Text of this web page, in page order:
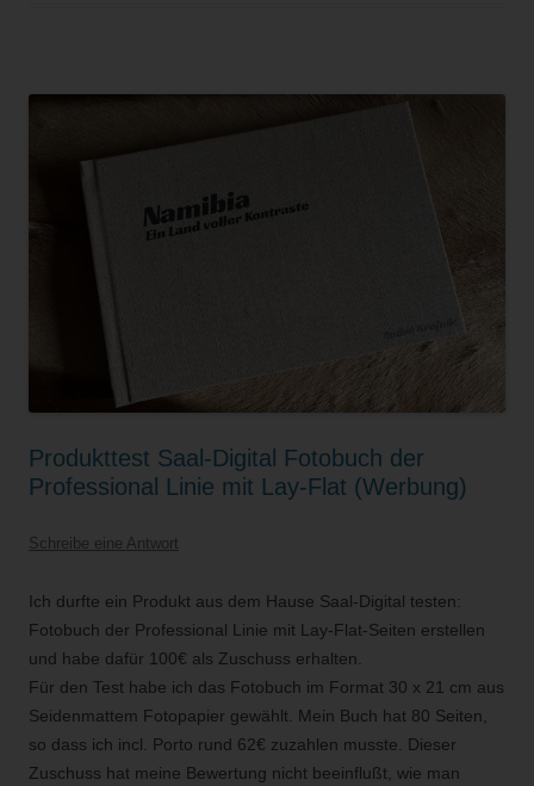
Produkttest Saal-Digital Fotobuch der
Professional Linie mit Lay-Flat (Werbung)
Schreibe eine Antwort
Ich durfte ein Produkt aus dem Hause Saal-Digital testen:
Fotobuch der Professional Linie mit Lay-Flat-Seiten erstellen
und habe dafür 100€ als Zuschuss erhalten.
Für den Test habe ich das Fotobuch im Format 30 x 21 cm aus
Seidenmattem Fotopapier gewählt. Mein Buch hat 80 Seiten,
so dass ich incl. Porto rund 62€ zuzahlen musste. Dieser
Zuschuss hat meine Bewertung nicht beeinflußt, wie man